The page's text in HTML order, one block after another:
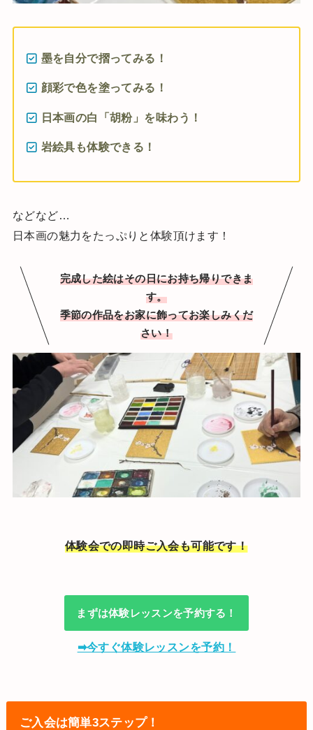
墨を自分で摺ってみる！
顔彩で色を塗ってみる！
日本画の白「胡粉」を味わう！
岩絵具も体験できる！
などなど…
日本画の魅力をたっぷりと体験頂けます！
完成した絵はその日にお持ち帰りできま
す。
季節の作品をお家に飾ってお楽しみくだ
さい！
体験会での即時ご入会も可能です！
まずは体験レッスンを予約する！
➡今すぐ体験レッスンを予約！
ご入会は簡単3ステップ！